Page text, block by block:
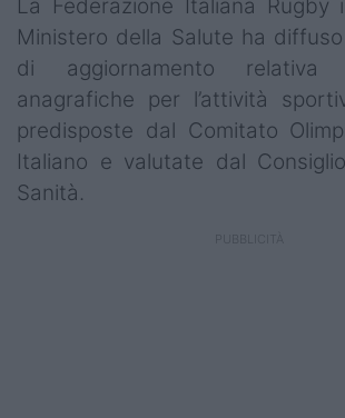
La Federazione Italiana Rugby
Ministero della Salute ha
di aggiornamento relativa
anagrafiche per l’attività
predisposte dal Comitato
Italiano e valutate dal
Sanità.